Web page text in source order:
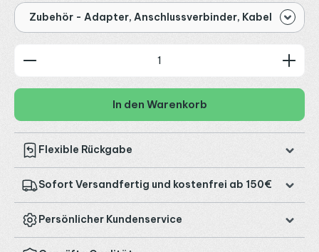
Zubehör - Adapter, Anschlussverbinder, Kabel
Produkt Anzahl: Gib den gewünschten Wert ein
In den Warenkorb
Flexible Rückgabe
Sofort Versandfertig und kostenfrei ab 150€
Persönlicher Kundenservice